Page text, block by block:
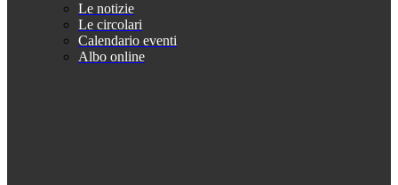
Le notizie
Le circolari
Calendario eventi
Albo online